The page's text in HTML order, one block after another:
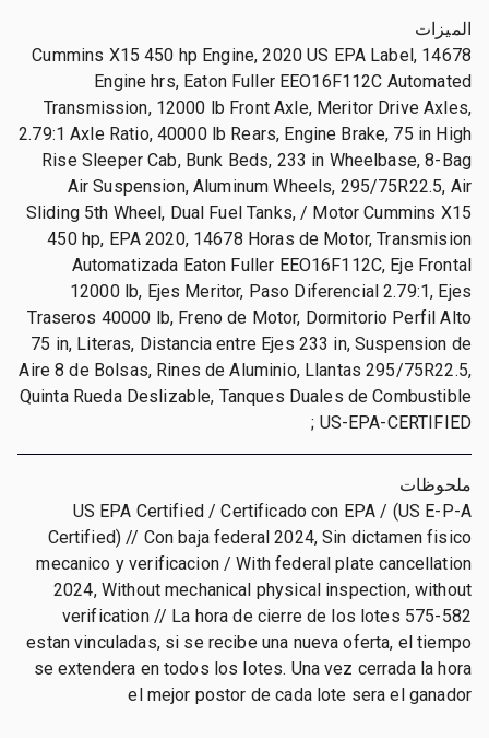
الميزات
Cummins X15 450 hp Engine, 2020 US EPA Label, 14678
Engine hrs, Eaton Fuller EEO16F112C Automated
Transmission, 12000 lb Front Axle, Meritor Drive Axles,
2.79:1 Axle Ratio, 40000 lb Rears, Engine Brake, 75 in High
Rise Sleeper Cab, Bunk Beds, 233 in Wheelbase, 8-Bag
Air Suspension, Aluminum Wheels, 295/75R22.5, Air
Sliding 5th Wheel, Dual Fuel Tanks, / Motor Cummins X15
450 hp, EPA 2020, 14678 Horas de Motor, Transmision
Automatizada Eaton Fuller EEO16F112C, Eje Frontal
12000 lb, Ejes Meritor, Paso Diferencial 2.79:1, Ejes
Traseros 40000 lb, Freno de Motor, Dormitorio Perfil Alto
75 in, Literas, Distancia entre Ejes 233 in, Suspension de
Aire 8 de Bolsas, Rines de Aluminio, Llantas 295/75R22.5,
Quinta Rueda Deslizable, Tanques Duales de Combustible
; US-EPA-CERTIFIED
ملحوظات
US EPA Certified / Certificado con EPA / (US E-P-A
Certified) // Con baja federal 2024, Sin dictamen fisico
mecanico y verificacion / With federal plate cancellation
2024, Without mechanical physical inspection, without
verification // La hora de cierre de los lotes 575-582
estan vinculadas, si se recibe una nueva oferta, el tiempo
se extendera en todos los lotes. Una vez cerrada la hora
el mejor postor de cada lote sera el ganador